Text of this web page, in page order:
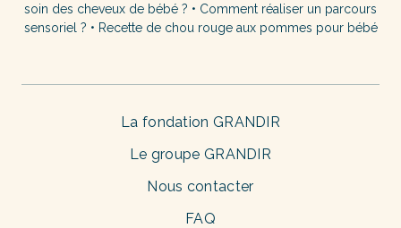
soin des cheveux de bébé ? • Comment réaliser un parcours
sensoriel ? • Recette de chou rouge aux pommes pour bébé
La fondation GRANDIR
Le groupe GRANDIR
Nous contacter
FAQ